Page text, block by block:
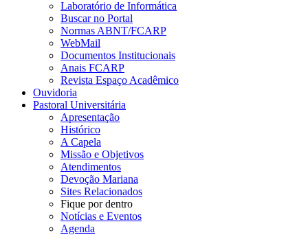
Laboratório de Informática
Buscar no Portal
Normas ABNT/FCARP
WebMail
Documentos Institucionais
Anais FCARP
Revista Espaço Acadêmico
Ouvidoria
Pastoral Universitária
Apresentação
Histórico
A Capela
Missão e Objetivos
Atendimentos
Devoção Mariana
Sites Relacionados
Fique por dentro
Notícias e Eventos
Agenda